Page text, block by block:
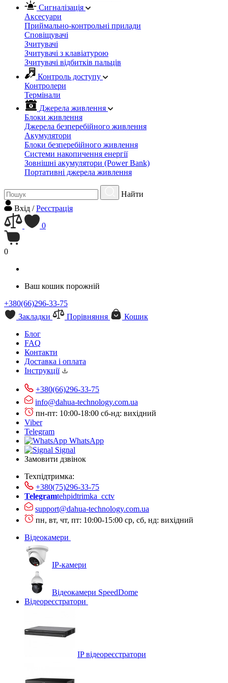
Сигналізація
Аксесуари
Приймально-контрольні прилади
Сповіщувачі
Зчитувачі
Зчитувачі з клавіатурою
Зчитувачі відбитків пальців
Контроль доступу
Контролери
Термінали
Джерела живлення
Блоки живлення
Джерела безперебійного живлення
Акумулятори
Блоки безперебійного живлення
Системи накопичення енергії
Зовнішні акумулятори (Power Bank)
Портативні джерела живлення
Найти
Вхiд /Реєстрація
0
0
Ваш кошик порожній
+380(66)296-33-75
Закладки
Порівняння
Кошик
Блог
FAQ
Контакти
Доставка і оплата
Інструкції
+380(66)296-33-75
info@dahua-technology.com.ua
пн-пт: 10:00-18:00 сб-нд: вихідний
Viber
Telegram
WhatsApp
Signal
Замовити дзвінок
Техпідтримка:
+380(75)296-33-75
Telegramtehpidtrimka_cctv
support@dahua-technology.com.ua
пн, вт, чт, пт: 10:00-15:00 ср, сб, нд: вихідний
Відеокамери
IP-камери
Відеокамери SpeedDome
Відеореєстратори
IP відеореєстратори